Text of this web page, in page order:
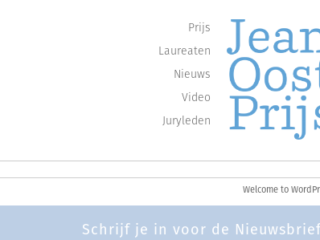
Prijs
Laureaten
Nieuws
Video
Juryleden
Welcome to
Schrijf je in voor de